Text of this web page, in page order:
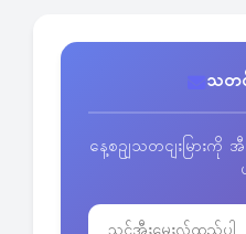
သတ
နေ့စဥျသတငျးမြားကို